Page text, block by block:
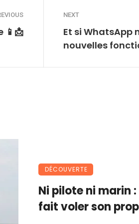
📱📩
NEXT
Et si WhatsApp
nouvelles
DÉCOUVERTE
Ni pilote ni marin
fait voler son